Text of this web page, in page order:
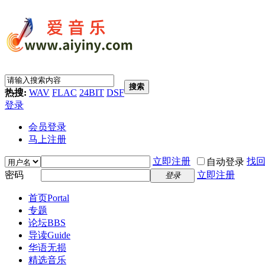
热搜: WAV FLAC 24BIT DSF
搜索
登录
会员登录
马上注册
立即注册 自动登录 找
密码
登录 立即注册
首页Portal
专题
论坛BBS
导读Guide
华语无损
精选音乐